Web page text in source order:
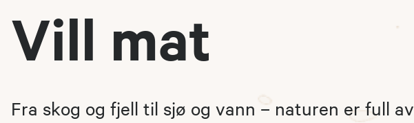
Vill mat
Fra skog og fjell til sjø og vann – naturen er full av